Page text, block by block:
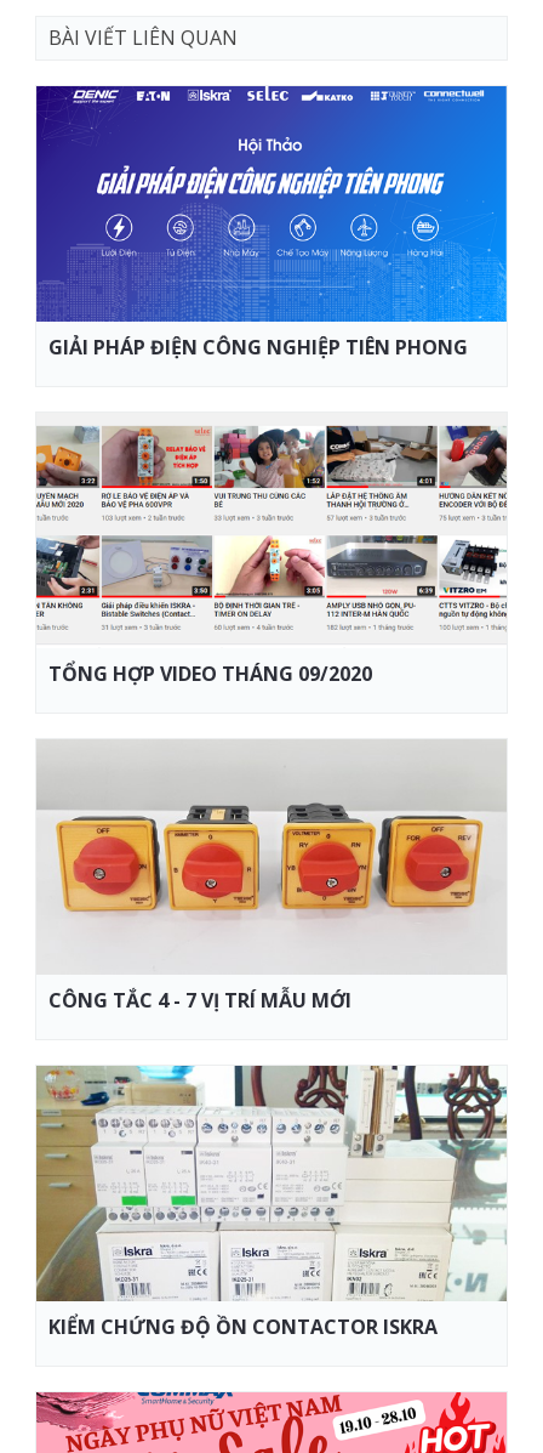
BÀI VIẾT LIÊN QUAN
GIẢI PHÁP ĐIỆN CÔNG NGHIỆP TIÊN PHONG
TỔNG HỢP VIDEO THÁNG 09/2020
CÔNG TẮC 4 - 7 VỊ TRÍ MẪU MỚI
KIỂM CHỨNG ĐỘ ỒN CONTACTOR ISKRA